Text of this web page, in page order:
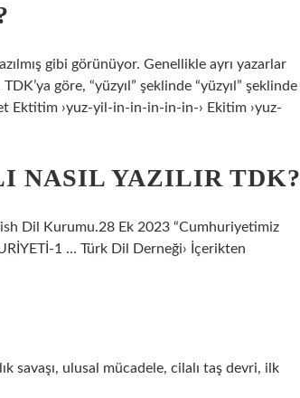
gibi görünüyor. Genellikle ayrı yazarlar
göre, “yüzyıl” şeklinde “yüzyıl” şeklinde
Ektitim ›yuz-yil-in-in-in-in-in-› Ekitim ›yuz-
NASIL YAZILIR TDK?
Dil Kurumu.28 Ek 2023 “Cumhuriyetimiz
1 … Türk Dil Derneği› İçerikten
savaşı, ulusal mücadele, cilalı taş devri, ilk